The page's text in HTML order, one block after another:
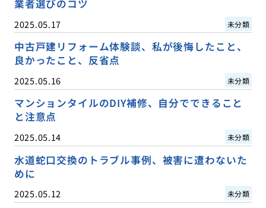
業者選びのコツ
2025.05.17 未分類
中古戸建リフォーム体験談、私が後悔したこと、
良かったこと、反省点
2025.05.16 未分類
マンションタイルのDIY補修、自分でできること
と注意点
2025.05.14 未分類
水道蛇口交換のトラブル事例、被害に遭わないた
めに
2025.05.12 未分類